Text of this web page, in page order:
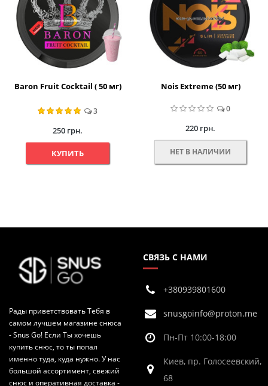
Baron Fruit Cocktail ( 50 мг)
3
250 грн.
КУПИТЬ
Nois Extreme (50 мг)
0
220 грн.
НЕТ В НАЛИЧИИ
Рады приветствовать Тебя в
самом лучшем магазине снюса
- Snus Go! Если Ты хочешь
купить снюс, то ты попал
именно туда, куда нужно. У нас
большой ассортимент, свежий
снюс и оперативная доставка -
СВЯЗЬ С НАМИ
+380939801600
snusgoinfo@proton.me
Пн-Пт 10:00-18:00
Киев, пр. Голосеевский,
68